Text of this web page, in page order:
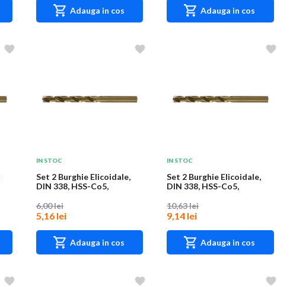
Adauga in cos Adauga in cos
IN STOC
Set 2 Burghie Elicoidale,
DIN 338, HSS-Co5,
6,00 lei
5,16 lei
Adauga in cos
IN STOC
Set 2 Burghie Elicoidale,
DIN 338, HSS-Co5,
10,63 lei
9,14 lei
Adauga in cos